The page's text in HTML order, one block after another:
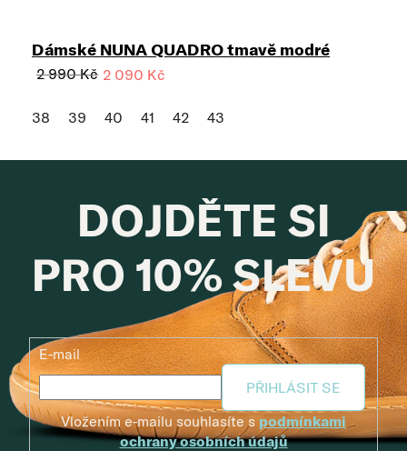
Dámské NUNA QUADRO tmavě modré
2 990 Kč 2 090 Kč
38 39 40 41 42 43
DOJDĚTE SI
PRO 10% SLEVU
E-mail
PŘIHLÁSIT SE
Vložením e-mailu souhlasíte s podmínkami
ochrany osobních údajů